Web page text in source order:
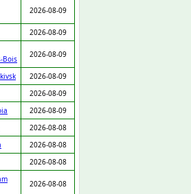
2026-08-09
2026-08-09
Bois
2026-08-09
2026-08-09
2026-08-09
2026-08-09
2026-08-08
2026-08-08
2026-08-08
2026-08-08